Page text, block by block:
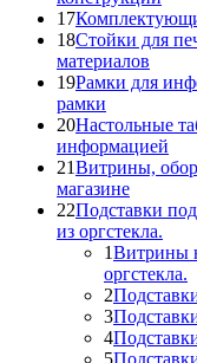
17
18Стойки для
материалов
19Рамки для
рамки
20Настольные
информацией
21Витрины,
магазине
22Подставки
из оргстекла.
1Витрины
оргстекла.
2
3
4
5